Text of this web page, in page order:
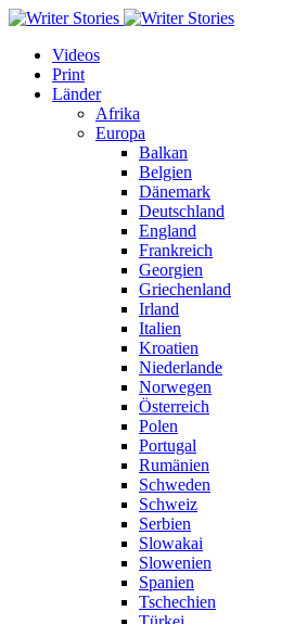
Videos
Print
Länder
Afrika
Europa
Balkan
Belgien
Dänemark
Deutschland
England
Frankreich
Georgien
Griechenland
Irland
Italien
Kroatien
Niederlande
Norwegen
Österreich
Polen
Portugal
Rumänien
Schweden
Schweiz
Serbien
Slowakai
Slowenien
Spanien
Tschechien